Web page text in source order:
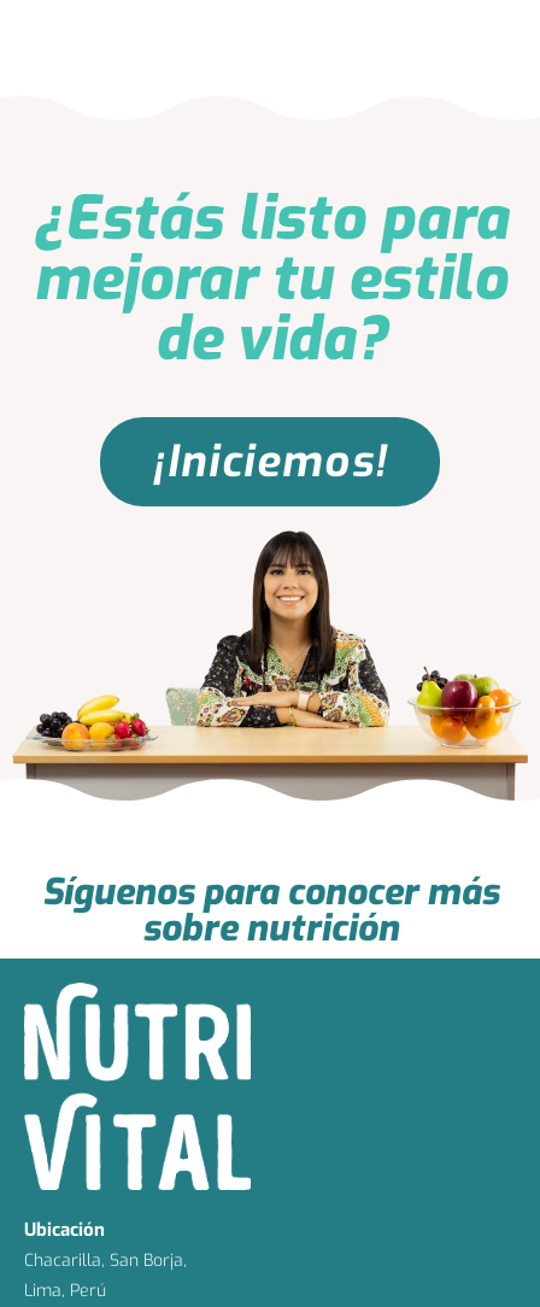
¿Estás listo para
mejorar tu estilo
de vida?
¡Iniciemos!
Síguenos para conocer más
sobre nutrición
Ubicación
Chacarilla, San Borja,
Lima, Perú